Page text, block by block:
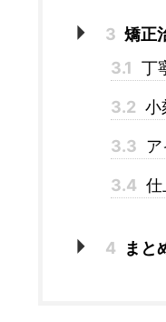
3 矯正
3.1 丁
3.2 小
3.3 ア
3.4 仕
4 まと